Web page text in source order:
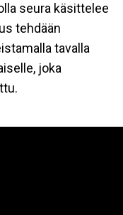
seura käsittelee
tehdään
tavalla
joka